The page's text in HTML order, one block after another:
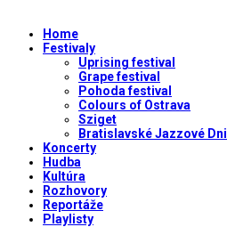
Home
Festivaly
Uprising festival
Grape festival
Pohoda festival
Colours of Ostrava
Sziget
Bratislavské Jazzové Dni
Koncerty
Hudba
Kultúra
Rozhovory
Reportáže
Playlisty